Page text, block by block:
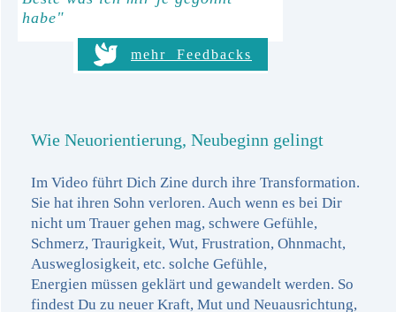
habe"
mehr Feedbacks
Wie Neuorientierung, Neubeginn gelingt
Im Video führt Dich Zine durch ihre Transformation.
Sie hat ihren Sohn verloren. Auch wenn es bei Dir
nicht um Trauer gehen mag, schwere Gefühle,
Schmerz, Traurigkeit, Wut, Frustration, Ohnmacht,
Ausweglosigkeit, etc. solche Gefühle,
Energien müssen geklärt und gewandelt werden. So
findest Du zu neuer Kraft, Mut und Neuausrichtung,